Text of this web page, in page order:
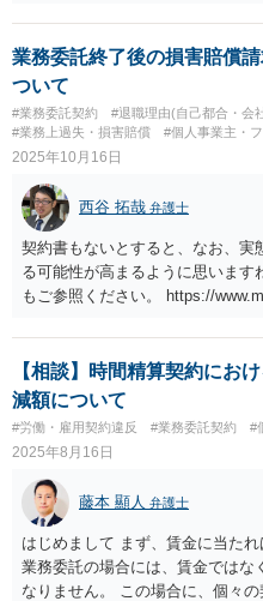
和 60 年)が参考になります。そこ
おりです。 1 使用従属性に関す
事の依頼、業務従事の指示等に対
の指揮監督の有無 ハ 拘束性の有
償性 2 労働者性の判断を補強す
具の負担関係 ロ 報酬の額 (2) 専
する上で上司等の指揮監督がなさ
は労働者と判断できる可能性が
われる場合ではありますが、労働
可能性があるかもしれません。
ず、疑問を感じる場合には、店
定の禁止） 第十六条 使用者は、
定め、又は損害賠償額を予定する
業務委託終了後の損害賠償
ついて
#業務委託契約 #退職理由(自己都合・会
#業務上過失・損害賠償
#個人事業主・
2025年10月16日
西谷 拓哉 弁護士
契約書もないとすると、なお、
る可能性が高まるように思いま
もご参照ください。 https://
祈りいたします。
【相談】時間精算契約にお
減額について
#労働・雇用契約違反 #業務委託契約 #
2025年8月16日
藤本 顯人 弁護士
はじめまして まず、賃金に当た
業務委託の場合には、賃金ではな
なりません。 この場合に、個々